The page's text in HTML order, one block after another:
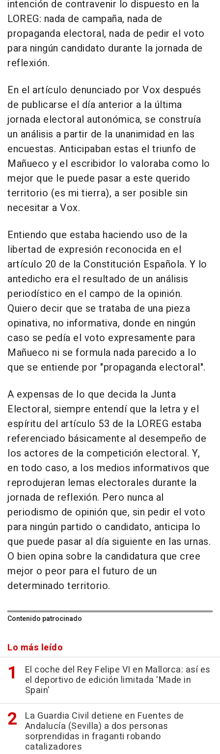
intención de contravenir lo dispuesto en la
LOREG: nada de campaña, nada de
propaganda electoral, nada de pedir el voto
para ningún candidato durante la jornada de
reflexión.
En el artículo denunciado por Vox después
de publicarse el día anterior a la última
jornada electoral autonómica, se construía
un análisis a partir de la unanimidad en las
encuestas. Anticipaban estas el triunfo de
Mañueco y el escribidor lo valoraba como lo
mejor que le puede pasar a este querido
territorio (es mi tierra), a ser posible sin
necesitar a Vox.
Entiendo que estaba haciendo uso de la
libertad de expresión reconocida en el
artículo 20 de la Constitución Española. Y lo
antedicho era el resultado de un análisis
periodístico en el campo de la opinión.
Quiero decir que se trataba de una pieza
opinativa, no informativa, donde en ningún
caso se pedía el voto expresamente para
Mañueco ni se formula nada parecido a lo
que se entiende por "propaganda electoral".
A expensas de lo que decida la Junta
Electoral, siempre entendí que la letra y el
espíritu del artículo 53 de la LOREG estaba
referenciado básicamente al desempeño de
los actores de la competición electoral. Y,
en todo caso, a los medios informativos que
reprodujeran lemas electorales durante la
jornada de reflexión. Pero nunca al
periodismo de opinión que, sin pedir el voto
para ningún partido o candidato, anticipa lo
que puede pasar al día siguiente en las urnas.
O bien opina sobre la candidatura que cree
mejor o peor para el futuro de un
determinado territorio.
Contenido patrocinado
Lo más leído
El coche del Rey Felipe VI en Mallorca: así es
el deportivo de edición limitada 'Made in
Spain'
La Guardia Civil detiene en Fuentes de
Andalucía (Sevilla) a dos personas
sorprendidas in fraganti robando
catalizadores